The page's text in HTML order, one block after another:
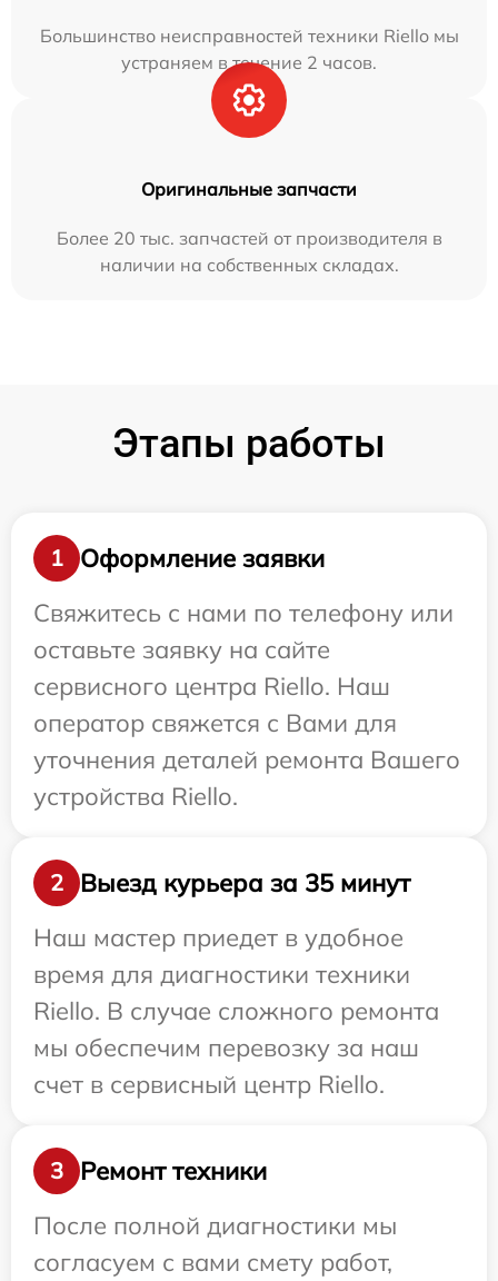
Большинство неисправностей техники Riello мы
устраняем в течение 2 часов.
Оригинальные запчасти
Более 20 тыс. запчастей от производителя в
наличии на собственных складах.
Этапы работы
1
Оформление заявки
Свяжитесь с нами по телефону или
оставьте заявку на сайте
сервисного центра Riello. Наш
оператор свяжется с Вами для
уточнения деталей ремонта Вашего
устройства Riello.
2
Выезд курьера за 35 минут
Наш мастер приедет в удобное
время для диагностики техники
Riello. В случае сложного ремонта
мы обеспечим перевозку за наш
счет в сервисный центр Riello.
3
Ремонт техники
После полной диагностики мы
согласуем с вами смету работ,